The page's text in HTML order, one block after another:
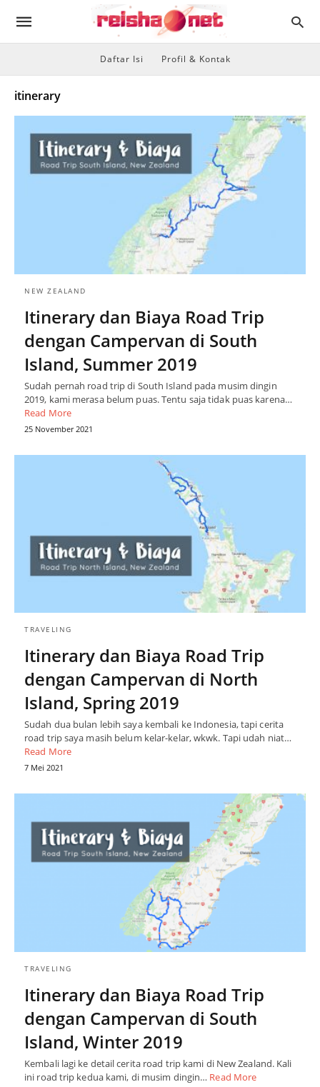
Daftar Isi Profil & Kontak
itinerary
NEW ZEALAND
Itinerary dan Biaya Road Trip
dengan Campervan di South
Island, Summer 2019
Sudah pernah road trip di South Island pada musim dingin
2019, kami merasa belum puas. Tentu saja tidak puas karena…
Read More
25 November 2021
TRAVELING
Itinerary dan Biaya Road Trip
dengan Campervan di North
Island, Spring 2019
Sudah dua bulan lebih saya kembali ke Indonesia, tapi cerita
road trip saya masih belum kelar-kelar, wkwk. Tapi udah niat…
Read More
7 Mei 2021
TRAVELING
Itinerary dan Biaya Road Trip
dengan Campervan di South
Island, Winter 2019
Kembali lagi ke detail cerita road trip kami di New Zealand. Kali
ini road trip kedua kami, di musim dingin… Read More